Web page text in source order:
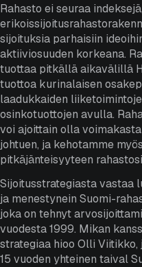
Rahasto ei seuraa
sijoituksia parhaisiin
aktiiviosuuden korkeana.
tuottaa pitkällä aikavälillä
tuottoa kurinalaisen
laadukkaiden
osinkotuottojen avulla.
voi ajoittain olla
johtuen, ja kehotamme
pitkäjänteisyyteen
Sijoitusstrategiasta vastaa
ja menestynein Suomi-
joka on tehnyt
vuodesta 1999. Mikan
strategiaa hioo Olli
15 vuoden yhteinen taival